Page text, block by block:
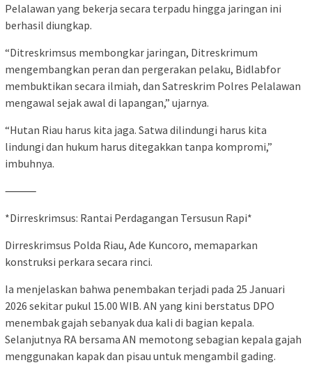
Pelalawan yang bekerja secara terpadu hingga jaringan ini
berhasil diungkap.
“Ditreskrimsus membongkar jaringan, Ditreskrimum
mengembangkan peran dan pergerakan pelaku, Bidlabfor
membuktikan secara ilmiah, dan Satreskrim Polres Pelalawan
mengawal sejak awal di lapangan,” ujarnya.
“Hutan Riau harus kita jaga. Satwa dilindungi harus kita
lindungi dan hukum harus ditegakkan tanpa kompromi,”
imbuhnya.
⸻
*Dirreskrimsus: Rantai Perdagangan Tersusun Rapi*
Dirreskrimsus Polda Riau, Ade Kuncoro, memaparkan
konstruksi perkara secara rinci.
Ia menjelaskan bahwa penembakan terjadi pada 25 Januari
2026 sekitar pukul 15.00 WIB. AN yang kini berstatus DPO
menembak gajah sebanyak dua kali di bagian kepala.
Selanjutnya RA bersama AN memotong sebagian kepala gajah
menggunakan kapak dan pisau untuk mengambil gading.